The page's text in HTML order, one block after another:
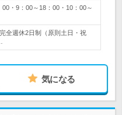
00・9：00～18：00・10：00～
週休2日制（原則土日・祝
気になる